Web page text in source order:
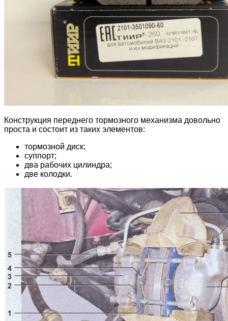
Конструкция переднего тормозного механизма довольно
проста и состоит из таких элементов:
тормозной диск;
суппорт;
два рабочих цилиндра;
две колодки.